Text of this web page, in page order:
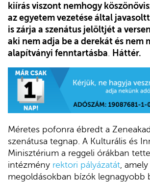
kiírás viszont nemhogy
az egyetem vezetése által
is zárja a szenátus jelöltjét a
aki nem adja be a derekát és nem
alapítványi fenntartásba
Háttér.
Méretes pofonra ébredt a
szenátusa tegnap. A Kulturális és
Minisztérium a reggeli órákban
intézmény rektori pályázatát,
megoldásokban bízók legnagyobb